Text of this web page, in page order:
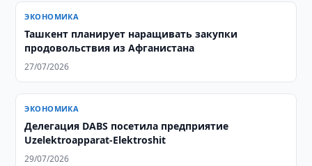
ЭКОНОМИКА
Ташкент планирует наращивать закупки
продовольствия из Афганистана
27/07/2026
ЭКОНОМИКА
Делегация DABS посетила предприятие
Uzelektroapparat-Elektroshit
29/07/2026